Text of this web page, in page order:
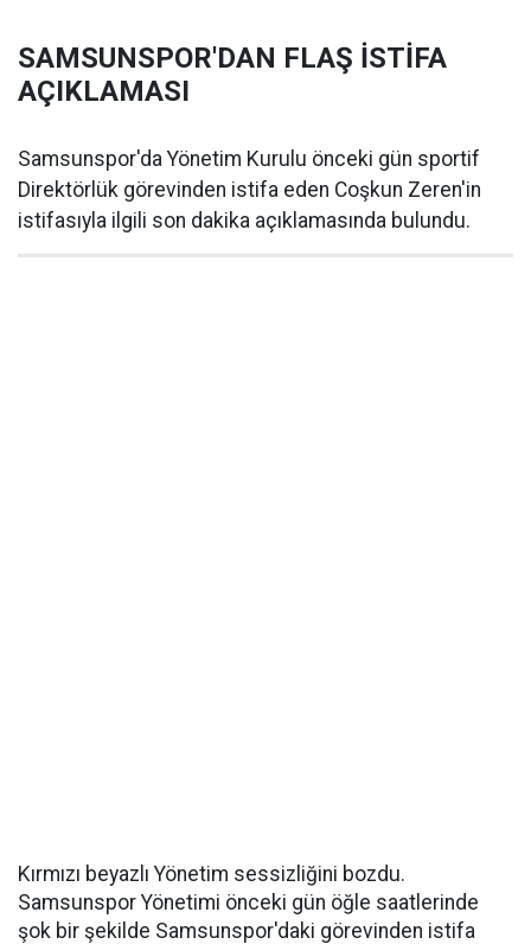
SAMSUNSPOR'DAN FLAŞ İSTİFA
AÇIKLAMASI
Samsunspor'da Yönetim Kurulu önceki gün sportif
Direktörlük görevinden istifa eden Coşkun Zeren'in
istifasıyla ilgili son dakika açıklamasında bulundu.
Kırmızı beyazlı Yönetim sessizliğini bozdu.
Samsunspor Yönetimi önceki gün öğle saatlerinde
şok bir şekilde Samsunspor'daki görevinden istifa